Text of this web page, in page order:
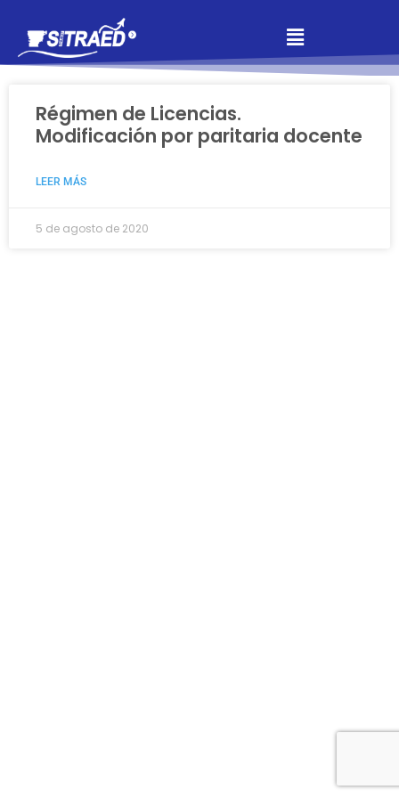
Régimen de Licencias.
Modificación por paritaria docente
LEER MÁS
5 de agosto de 2020